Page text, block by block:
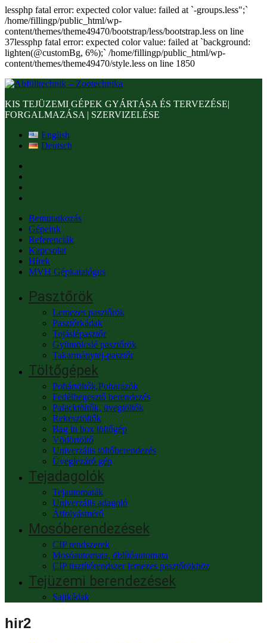
lessphp fatal error: expected color value: failed at `-groups.less";`
/home/fillingp/public_html/wp-
content/themes/theme49470/bootstrap/less/bootstrap.less on line
37lessphp fatal error: expected color value: failed at `background:
lighten(@customBg, 6%);` /home/fillingp/public_html/wp-
content/themes/theme49470/style.less on line 1850
KIS TEJÜZEMI GÉPEK GYÁRTÁSA ÉS TERVEZÉSE|
FORGALMAZÁSA | SZERVIZELÉSE
English
Deutsch
Bemutatkozás
Gépeink
Referenciák
Kapcsolat
Hírek
MVH Gépkatalógus
Pasztőrök
Lemezes pasztőrök
Pasztőrkádak
Tojáslépasztőr
Gyümölcslé pasztőrök
Takarmánytej-pasztőr
Töltőgépek
Pohártöltők,Poharazók
Fedélhegesztő berendezés
Palacktöltők, üvegtöltők
Rekesztöltők
Bag in box töltőgép
Vödörtöltő
Univerzális töltőberendezés
Üveglezáró gép
Tejadagolók
Tejautomaták
Univerzális adagoló
Átfolyásmérő
Mosóberendezések
CIP rendszerek
Mosóautomata, öblítőautomata
CIP tisztítórendszer lemezes pasztőrökhöz
Tejüzemi berendezések
Sajtkádak
hir2